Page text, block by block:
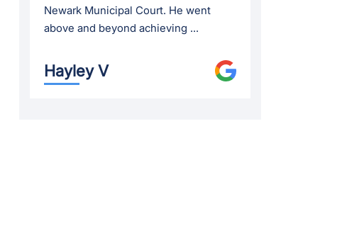
Newark Municipal Court. He went
above and beyond achieving ...
Hayley V